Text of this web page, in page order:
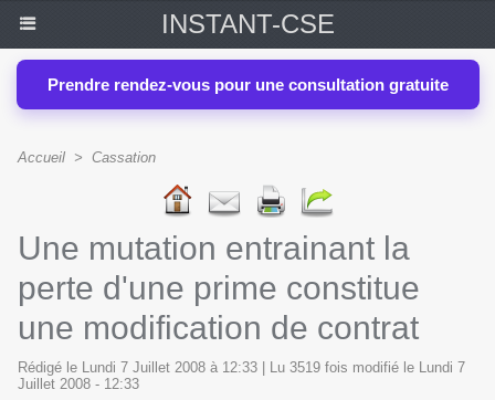
INSTANT-CSE
Prendre rendez-vous pour une consultation gratuite
Accueil > Cassation
Une mutation entrainant la
perte d'une prime constitue
une modification de contrat
Rédigé le Lundi 7 Juillet 2008 à 12:33 | Lu 3519 fois modifié le Lundi 7
Juillet 2008 - 12:33